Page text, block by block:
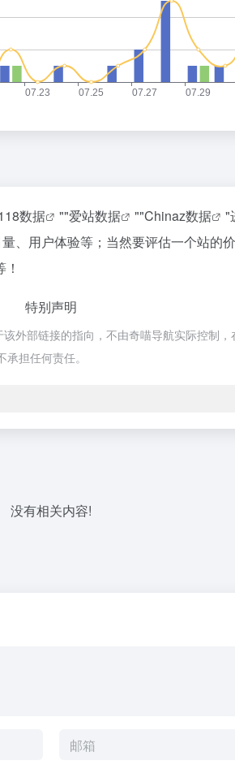
数据 ""爱站数据 ""Chinaz数据
"
、用户体验等；当然要评估一个站的
特别声明
外部链接的指向，不由奇喵导航实际控制
担任何责任。
没有相关内容!